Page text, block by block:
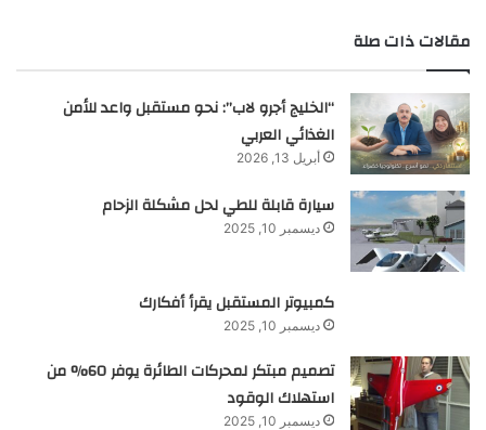
مقالات ذات صلة
“الخليج أجرو لاب”: نحو مستقبل واعد للأمن
الغذائي العربي
أبريل 13, 2026
سيارة قابلة للطي لحل مشكلة الزحام
ديسمبر 10, 2025
كمبيوتر المستقبل يقرأ أفكارك
ديسمبر 10, 2025
تصميم مبتكر لمحركات الطائرة يوفر 60% من
استهلاك الوقود
ديسمبر 10, 2025